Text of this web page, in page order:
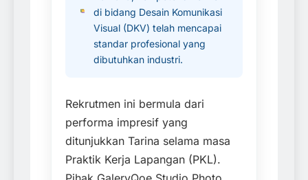
di bidang Desain Komunikasi
Visual (DKV) telah mencapai
standar profesional yang
dibutuhkan industri.
Rekrutmen ini bermula dari
performa impresif yang
ditunjukkan Tarina selama masa
Praktik Kerja Lapangan (PKL).